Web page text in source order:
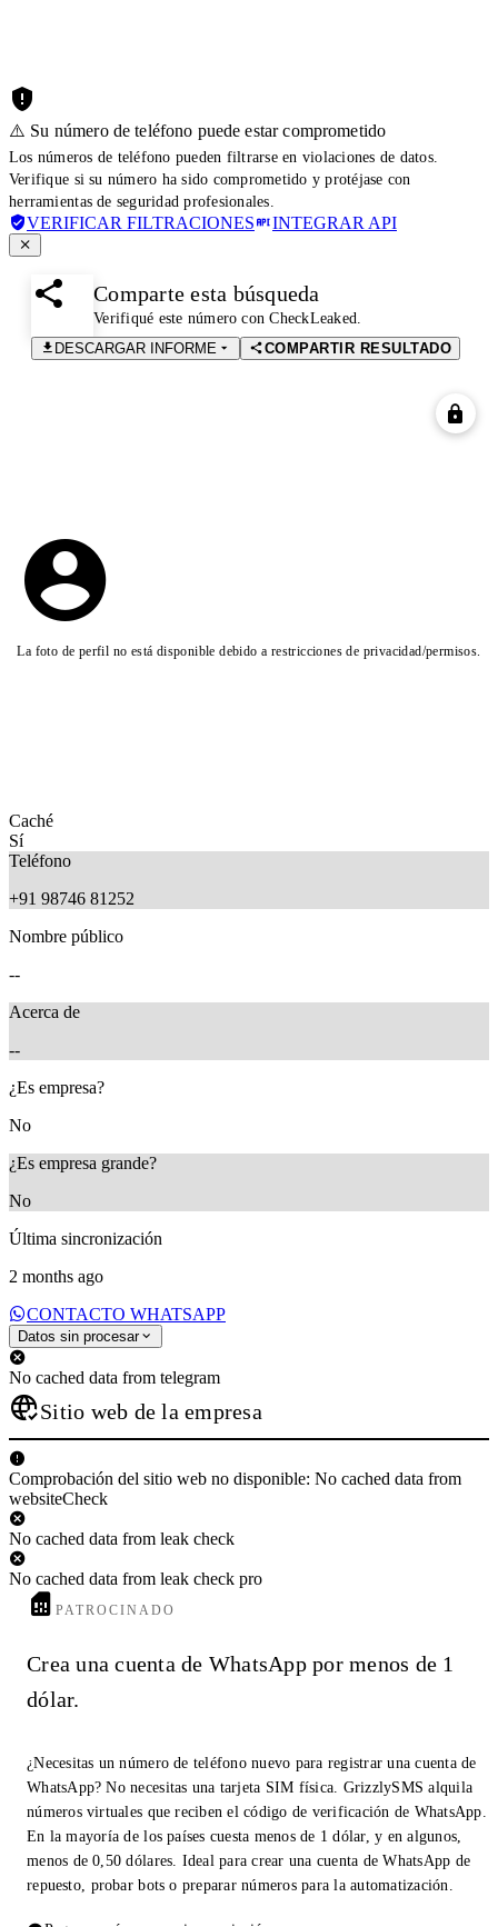
⚠️ Su número de teléfono puede estar comprometido
Los números de teléfono pueden filtrarse en violaciones de datos.
Verifique si su número ha sido comprometido y protéjase con
herramientas de seguridad profesionales.
VERIFICAR FILTRACIONES INTEGRAR API
Comparte esta búsqueda
Verifiqué este número con CheckLeaked.
DESCARGAR INFORME
COMPARTIR RESULTADO
La foto de perfil no está disponible debido a restricciones de privacidad/permisos.
Caché
Sí
Teléfono
+91 98746 81252
Nombre público
--
Acerca de
--
¿Es empresa?
No
¿Es empresa grande?
No
Última sincronización
2 months ago
CONTACTO WHATSAPP
Datos sin procesar
No cached data from telegram
Sitio web de la empresa
Comprobación del sitio web no disponible: No cached data from
websiteCheck
No cached data from leak check
No cached data from leak check pro
PATROCINADO
Crea una cuenta de WhatsApp por menos de 1
dólar.
¿Necesitas un número de teléfono nuevo para registrar una cuenta de
WhatsApp? No necesitas una tarjeta SIM física. GrizzlySMS alquila
números virtuales que reciben el código de verificación de WhatsApp.
En la mayoría de los países cuesta menos de 1 dólar, y en algunos,
menos de 0,50 dólares. Ideal para crear una cuenta de WhatsApp de
repuesto, probar bots o preparar números para la automatización.